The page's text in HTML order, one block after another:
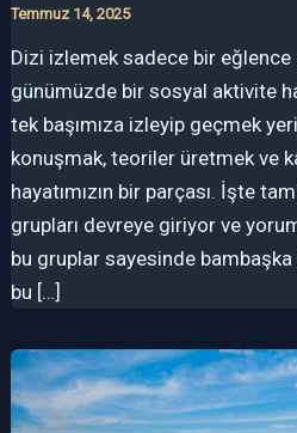
Temmuz 14, 2025
Dizi izlemek sadece bir eğlence
günümüzde bir sosyal aktivite
tek başımıza izleyip geçmek
konuşmak, teoriler üretmek ve
hayatımızın bir parçası. İşte
grupları devreye giriyor ve
bu gruplar sayesinde bambaşka
bu […]